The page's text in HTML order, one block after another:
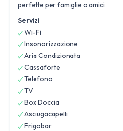
perfette per famiglie o amici.
Servizi
Wi-Fi
Insonorizzazione
Aria Condizionata
Cassaforte
Telefono
TV
Box Doccia
Asciugacapelli
Frigobar